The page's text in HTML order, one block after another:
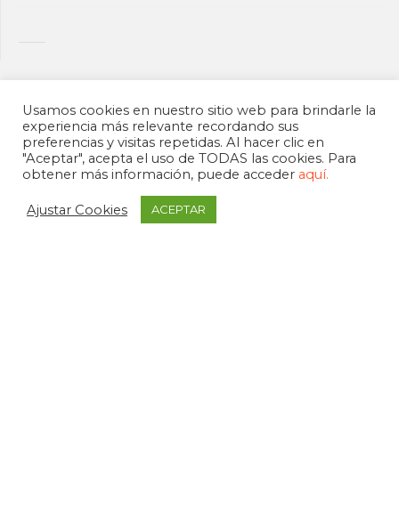
Usamos cookies en nuestro sitio web para brindarle la
experiencia más relevante recordando sus
preferencias y visitas repetidas. Al hacer clic en
"Aceptar", acepta el uso de TODAS las cookies. Para
obtener más información, puede acceder aquí.
Ajustar Cookies ACEPTAR